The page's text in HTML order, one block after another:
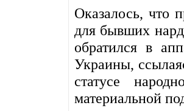
Оказалось, что
для бывших
обратился в
Украины,
статусе
материальной